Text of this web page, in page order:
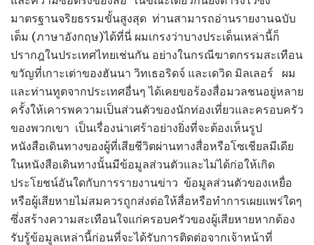
มาตรฐานจริยธรรมขั้นสูงสุด ท่านสามารถอ่านรายงานฉบับ
เต็ม (ภาษาอังกฤษ)ได้ที่นี่ ผมเกรงว่าบางประเด็นเหล่านี้ก็
ปรากฎในประเทศไทยเช่นกัน อย่างในกรณีฆาตกรรมสะเทือน
ขวัญที่เกาะเต่าของฮันนา วิทเธอริดจ์ และเดวิด มิลเลอร์ ผม
และท่านทูตจากประเทศอื่นๆ ได้เคยขอร้องสื่อมวลชนอยู่หลาย
ครั้งให้เคารพความเป็นส่วนตัวของนักท่องเที่ยวและครอบครัว
ของพวกเขา เป็นเรื่องน่าเศร้าอย่างยิ่งที่จะต้องเห็นรูป
หนังสือเดินทางของผู้ที่เสียชีวิตผ่านทางสื่อหรือโซเชียลมีเดีย
ในหนังสือเดินทางนั้นมีข้อมูลส่วนตัวและไม่ได้ก่อให้เกิด
ประโยชน์อันใดกับการรายงานข่าว ข้อมูลส่วนตัวของเหยื่อ
หรือผู้เสียหายไม่สมควรถูกส่งต่อให้สื่อหรือทำการเผยแพร่ใดๆ
ซึ่งสร้างความสะเทือนใจแก่ครอบครัวของผู้เสียหายหากต้อง
รับรู้ข้อมูลเหล่านี้ก่อนที่จะได้รับการติดต่อจากเจ้าหน้าที่